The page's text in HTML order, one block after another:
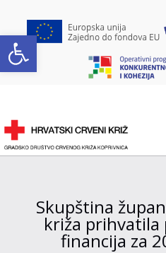
Open toolbar
Skupština
križa prihvatila
financija za